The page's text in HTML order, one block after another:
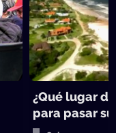
¿Qué lugar
para pasar